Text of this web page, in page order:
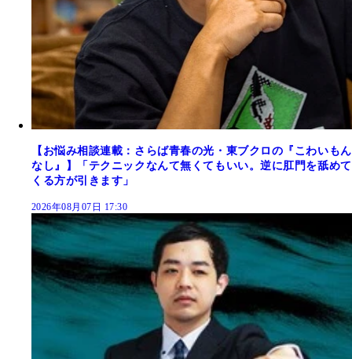
【お悩み相談連載：さらば青春の光・東ブクロの『こわいもん
なし』】「テクニックなんて無くてもいい。逆に肛門を舐めて
くる方が引きます」
2026年08月07日 17:30